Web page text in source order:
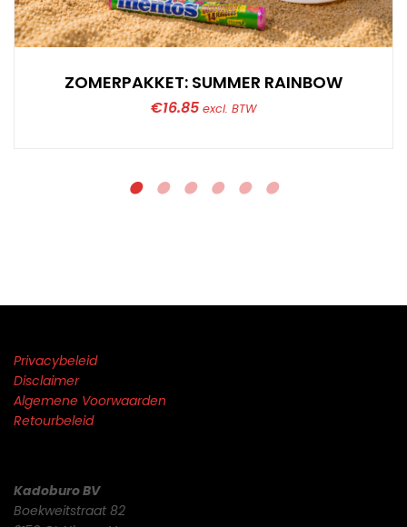
ZOMERPAKKET: SUMMER RAINBOW
€16.85 excl. BTW
Privacybeleid
Disclaimer
Algemene Voorwaarden
Retourbeleid
Kadoburo BV
Boekweitstraat 82